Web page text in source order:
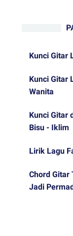
Kunci Gitar
Kunci Gitar
Wanita
Kunci Gitar
Bisu - Iklim
Lirik Lagu
Chord Gitar
Jadi